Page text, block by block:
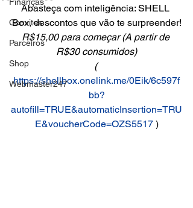
Convites
Parceiros
Shop
Webmaster247
Abasteça com inteligência: SHELL
Box, descontos que vão te surpreender!
R$15,00 para começar (A partir de
R$30 consumidos)
(
https://shellbox.onelink.me/0Eik/6c597f
bb?
autofill=TRUE&automaticInsertion=TRU
E&voucherCode=OZS5517 )